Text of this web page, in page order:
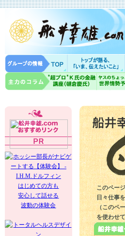
はじめての方も
安心して話せる
波動の体験会
このペー
日々仕事
（このペ
を使わせ